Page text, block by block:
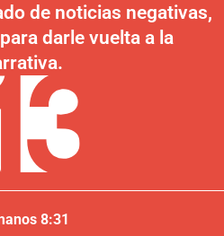
de noticias negativas,
darle vuelta a la
8:31